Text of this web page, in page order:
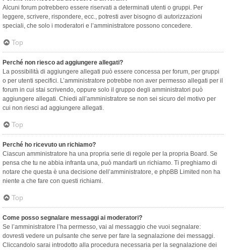
Alcuni forum potrebbero essere riservati a determinati utenti o gruppi. Per
leggere, scrivere, rispondere, ecc., potresti aver bisogno di autorizzazioni
speciali, che solo i moderatori e l’amministratore possono concedere.
Top
Perché non riesco ad aggiungere allegati?
La possibilità di aggiungere allegati può essere concessa per forum, per gruppi
o per utenti specifici. L’amministratore potrebbe non aver permesso allegati per il
forum in cui stai scrivendo, oppure solo il gruppo degli amministratori può
aggiungere allegati. Chiedi all’amministratore se non sei sicuro del motivo per
cui non riesci ad aggiungere allegati.
Top
Perché ho ricevuto un richiamo?
Ciascun amministratore ha una propria serie di regole per la propria Board. Se
pensa che tu ne abbia infranta una, può mandarti un richiamo. Ti preghiamo di
notare che questa è una decisione dell’amministratore, e phpBB Limited non ha
niente a che fare con questi richiami.
Top
Come posso segnalare messaggi ai moderatori?
Se l’amministratore l’ha permesso, vai al messaggio che vuoi segnalare:
dovresti vedere un pulsante che serve per fare la segnalazione dei messaggi.
Cliccandolo sarai introdotto alla procedura necessaria per la segnalazione dei